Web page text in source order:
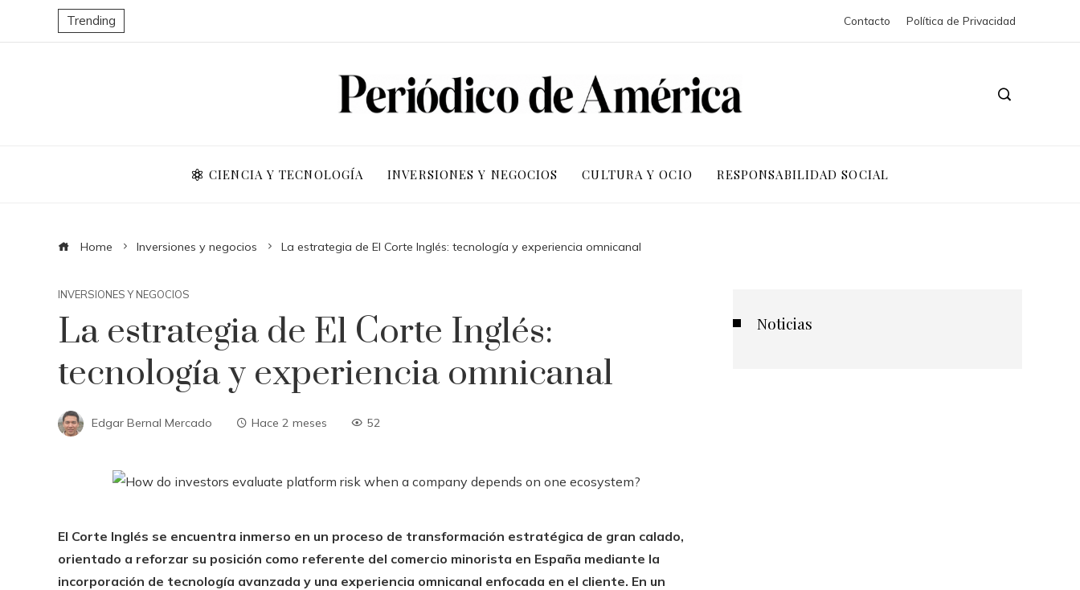
Trending Contacto Política de Privacidad
CIENCIA Y TECNOLOGÍA INVERSIONES Y NEGOCIOS CULTURA Y OCIO RESPONSABILIDAD SOCIAL
Home Inversiones y negocios La estrategia de El Corte Inglés: tecnología y experiencia omnicanal
INVERSIONES Y NEGOCIOS
La estrategia de El Corte Inglés:
tecnología y experiencia omnicanal
Edgar Bernal Mercado Hace 2 meses 52
El Corte Inglés se encuentra inmerso en un proceso de transformación estratégica de gran calado,
orientado a reforzar su posición como referente del comercio minorista en España mediante la
incorporación de tecnología avanzada y una experiencia omnicanal enfocada en el cliente. En un
Noticias